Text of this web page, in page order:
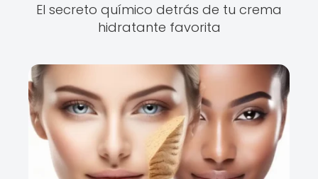
El secreto químico detrás de tu crema
hidratante favorita